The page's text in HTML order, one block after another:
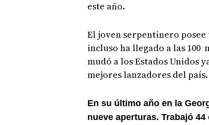
este año.
El joven serpentinero posee
incluso ha llegado a las 100
mudó a los Estados Unidos
mejores lanzadores del país.
En su último año en la
nueve aperturas. Trabajó